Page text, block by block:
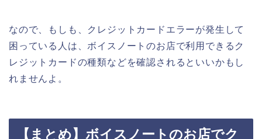
なので、もしも、クレジットカードエラーが発生して
困っている人は、ボイスノートのお店で利用できるク
レジットカードの種類などを確認されるといいかもし
れませんよ。
【まとめ】ボイスノートのお店でク